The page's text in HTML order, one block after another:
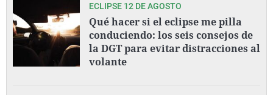
ECLIPSE 12 DE AGOSTO
Qué hacer si el eclipse me pilla
conduciendo: los seis consejos de
la DGT para evitar distracciones al
volante